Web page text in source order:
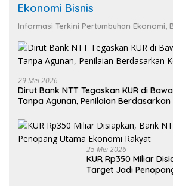
Ekonomi Bisnis
Informasi Terkini Pertumbuhan Ekonomi,
29 Mei 2026
Dirut Bank NTT Tegaskan KUR di
Tanpa Agunan, Penilaian
25 Mei 2026
KUR Rp350 Miliar
Target Jadi